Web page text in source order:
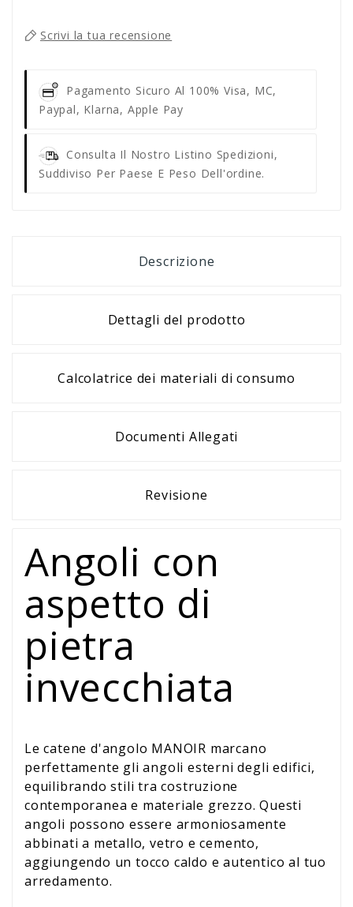
Scrivi la tua recensione
Pagamento Sicuro Al 100%Visa, MC,
Paypal, Klarna, Apple Pay
Consulta Il Nostro Listino Spedizioni,
Suddiviso Per Paese E Peso Dell'ordine.
Descrizione
Dettagli del prodotto
Calcolatrice dei materiali di consumo
Documenti Allegati
Revisione
Angoli con
aspetto di
pietra
invecchiata
Le catene d'angolo MANOIR marcano
perfettamente gli angoli esterni degli edifici,
equilibrando stili tra costruzione
contemporanea e materiale grezzo. Questi
angoli possono essere armoniosamente
abbinati a metallo, vetro e cemento,
aggiungendo un tocco caldo e autentico al tuo
arredamento.